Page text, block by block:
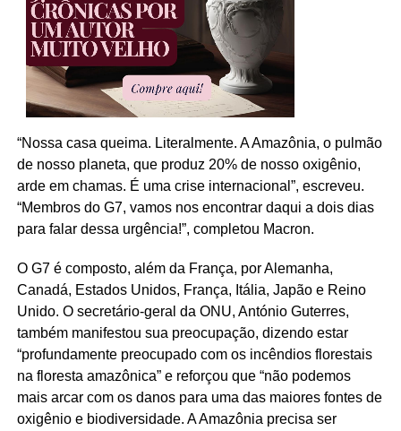
“Nossa casa queima. Literalmente. A Amazônia, o pulmão
de nosso planeta, que produz 20% de nosso oxigênio,
arde em chamas. É uma crise internacional”, escreveu.
“Membros do G7, vamos nos encontrar daqui a dois dias
para falar dessa urgência!”, completou Macron.
O G7 é composto, além da França, por Alemanha,
Canadá, Estados Unidos, França, Itália, Japão e Reino
Unido. O secretário-geral da ONU, António Guterres,
também manifestou sua preocupação, dizendo estar
“profundamente preocupado com os incêndios florestais
na floresta amazônica” e reforçou que “não podemos
mais arcar com os danos para uma das maiores fontes de
oxigênio e biodiversidade. A Amazônia precisa ser